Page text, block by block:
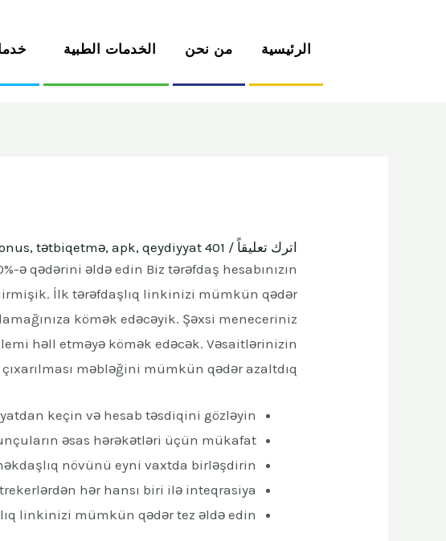
الرئيسية من نحن الخدمات الطبية
اترك تعليقاً /
tətbiqetmə, apk, qeydiyyat 401
qədərini əldə edin Biz tərəfdaş hesabınızın
İlk tərəfdaşlıq linkinizi mümkün qədər
kömək edəcəyik. Şəxsi meneceriniz
həll etməyə kömək edəcək. Vəsaitlərinizin
məbləğini mümkün qədər azaltdıq.
keçin və hesab təsdiqini gözləyin
əsas hərəkətləri üçün mükafat
növünü eyni vaxtda birləşdirin
hər hansı biri ilə inteqrasiya
linkinizi mümkün qədər tez əldə edin.